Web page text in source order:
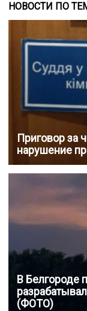
НОВОСТИ ПО
Приговор за
нарушение
В Белгороде
(ФОТО)